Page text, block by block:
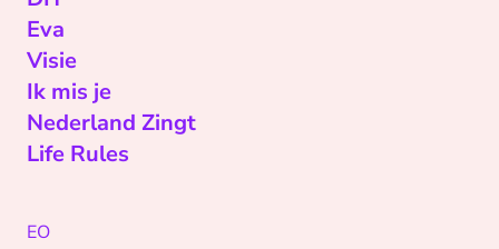
Eva
Visie
Ik mis je
Nederland Zingt
Life Rules
EO